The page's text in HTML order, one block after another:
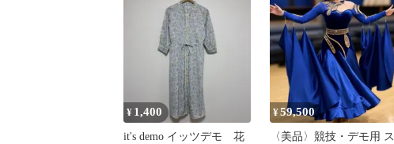
¥ 1,400
it's demo イッツデモ 花
¥59,500
〈美品〉競技・デモ用 ス